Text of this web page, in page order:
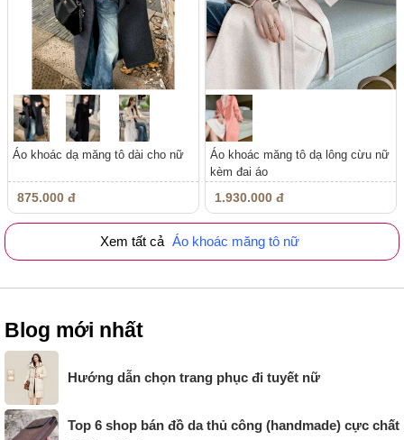
Áo khoác dạ măng tô dài cho nữ
875.000 đ
Áo khoác măng tô dạ lông cừu nữ
kèm đai áo
1.930.000 đ
Xem tất cả Áo khoác măng tô nữ
Blog mới nhất
Hướng dẫn chọn trang phục đi tuyết nữ
Top 6 shop bán đồ da thủ công (handmade) cực chất